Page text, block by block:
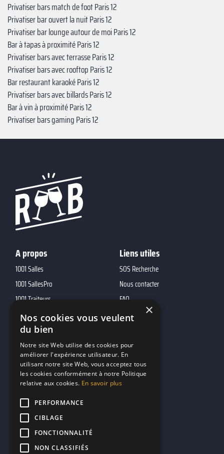
Privatiser bars match de foot Paris 12
Privatiser bar ouvert la nuit Paris 12
Privatiser bar lounge autour de moi Paris 12
Bar à tapas à proximité Paris 12
Privatiser bars avec terrasse Paris 12
Privatiser bars avec rooftop Paris 12
Bar restaurant karaoké Paris 12
Privatiser bars avec billards Paris 12
Bar à vin à proximité Paris 12
Privatiser bars gaming Paris 12
A propos
1001 Salles
1001 SallesPro
1001 Traiteurs
1001 DJ
10h01
MP2
Liens utiles
SOS Recherche
Nous contacter
FAQ
Contacts
marketing@reserverunbar.fr
11 rue Maurice Grandcoing
94200 Ivry-sur-Seine
×
Nos cookies vous veulent
du bien
Notre site Web utilise des cookies pour
améliorer l'expérience utilisateur. En
utilisant notre site Web, vous acceptez tous
les cookies conformément à notre Politique
relative aux cookies. En savoir plus
PERFORMANCE
CIBLAGE
FONCTIONNALITÉ
NON CLASSIFIÉS